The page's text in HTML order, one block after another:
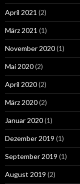
April 2021 (2)
März 2021 (1)
November 2020(1)
Mai 2020(2)
April 2020(2)
März 2020(2)
Januar 2020(1)
Dezember 2019 (1)
September 2019 (1)
August 2019 (2)